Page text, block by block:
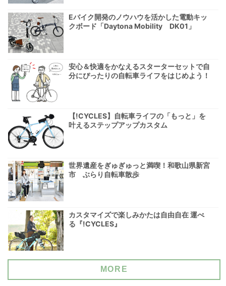
Eバイク開発のノウハウを活かした電動キッ
クボード「Daytona Mobility DK01」
安心＆快適をかなえるスターターセットで自
分にぴったりの自転車ライフをはじめよう！
【!CYCLES】自転車ライフの「もっと」を
叶えるステップアップカスタム
世界遺産をぎゅぎゅっと満喫！和歌山県新宮
市 ぶらり自転車散歩
カスタマイズで楽しみかたは自由自在 運べ
る『!CYCLES』
MORE